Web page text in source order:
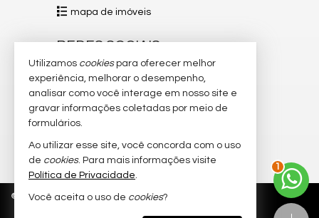
mapa de imóveis
REDES SOCIAIS
Instagram
Facebook
TikTok
YouTube
© 2026 CRECI/ES 12151-J Política de Privacidade
Utilizamos cookiespara oferecer melhor
experiência, melhorar o desempenho,
analisar como você interage em nosso site e
gravar informações coletadas por meio de
formulários.
Ao utilizar esse site, você concorda com o uso
de cookies. Para mais informações visite
Política de Privacidade.
Você aceita o uso de cookies?